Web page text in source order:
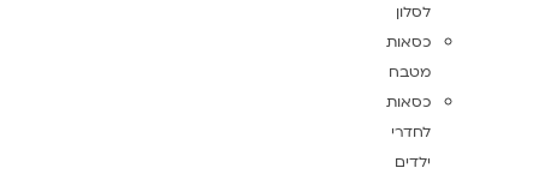
לסלון
כסאות
מטבח
כסאות
לחדרי
ילדים